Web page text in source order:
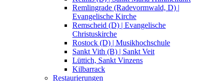
Remlingrade (Radevormwald, D) |
Evangelische Kirche
Remscheid (D) | Evangelische
Christuskirche
Rostock (D) | Musikhochschule
Sankt Vith (B) | Sankt Veit
Lüttich, Sankt Vinzens
Kilbarrack
Restaurierungen